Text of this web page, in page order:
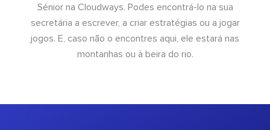
Sénior na Cloudways. Podes encontrá-lo na sua
secretária a escrever, a criar estratégias ou a jogar
jogos. E, caso não o encontres aqui, ele estará nas
montanhas ou à beira do rio.